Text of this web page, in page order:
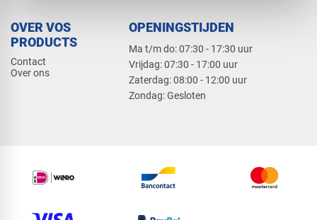
OVER VOS
PRODUCTS
Contact
Over ons
OPENINGSTIJDEN
Ma t/m do: 07:30 - 17:30 uur
​Vrijdag: 07:30 - 17:00 uur
​Zaterdag: 08:00 - 12:00 uur
​Zondag: Gesloten